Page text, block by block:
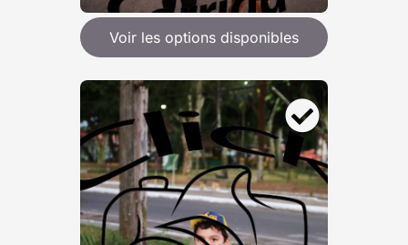
Voir les options disponibles